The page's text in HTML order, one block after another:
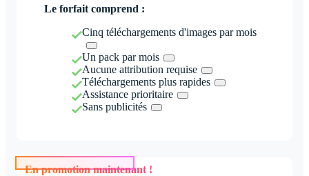
Le forfait comprend :
Cinq téléchargements d'images par mois
Un pack par mois
Aucune attribution requise
Téléchargements plus rapides
Assistance prioritaire
Sans publicités
En promotion maintenant !